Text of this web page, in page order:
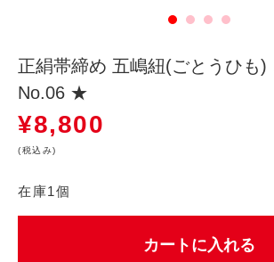
正絹帯締め 五嶋紐(ごとうひも)
No.06 ★
¥8,800
(税込み)
在庫1個
カートに入れる